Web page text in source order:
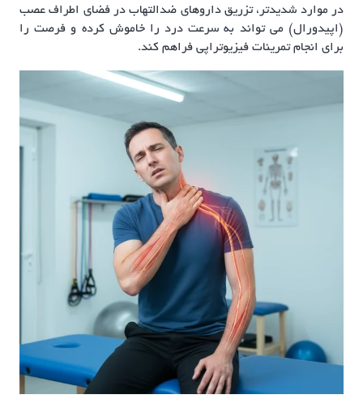
در موارد شدیدتر، تزریق داروهای ضدالتهاب در فضای اطراف عصب
(اپیدورال) می تواند به سرعت درد را خاموش کرده و فرصت را
برای انجام تمرینات فیزیوتراپی فراهم کند.